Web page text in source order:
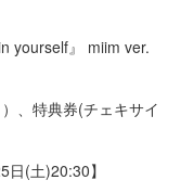
yourself』 miim ver.
、特典券(チェキサイ
日(土)20:30】